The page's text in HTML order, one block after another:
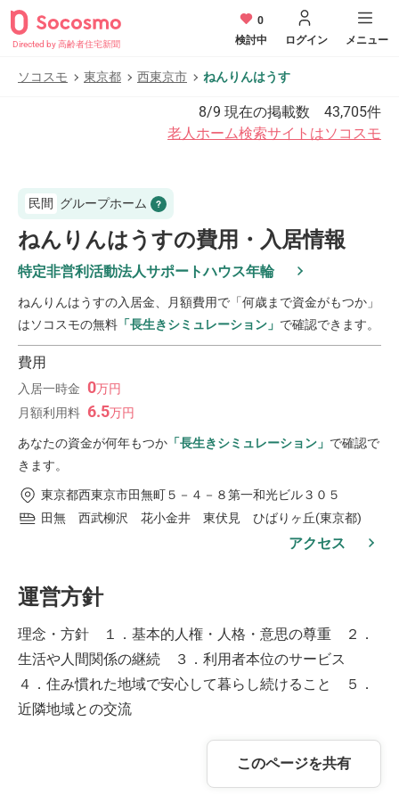
Directed by 高齢者住宅新聞
0
検討中
ログイン メニュー
ソコスモ 東京都 西東京市 ねんりんはうす
8/9 現在の掲載数 43,705件
老人ホーム検索サイトはソコスモ
民間 グループホーム
ねんりんはうすの費用・入居情報
特定非営利活動法人サポートハウス年輪
ねんりんはうすの入居金、月額費用で「何歳まで資金がもつか」
はソコスモの無料 「長生きシミュレーション」 で確認できます。
費用
入居一時金 0万円
月額利用料 6.5万円
あなたの資金が何年もつか 「長生きシミュレーション」 で確認で
きます。
東京都西東京市田無町５－４－８第一和光ビル３０５
田無 西武柳沢 花小金井 東伏見 ひばりヶ丘(東京都)
アクセス
運営方針
理念・方針 １．基本的人権・人格・意思の尊重 ２．
生活や人間関係の継続 ３．利用者本位のサービス
４．住み慣れた地域で安心して暮らし続けること ５．
近隣地域との交流
このページを共有